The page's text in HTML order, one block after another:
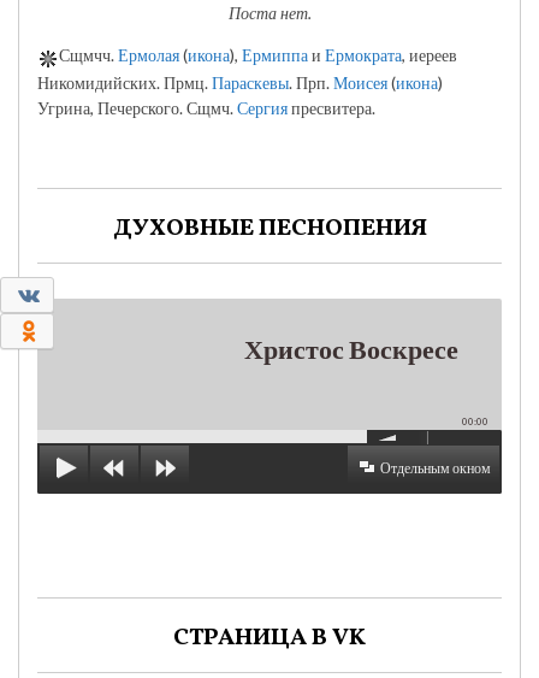
0
Поста нет.
Сщмчч.Ермолая(икона), Ермиппаи Ермократа, иереев
Никомидийских. Прмц.Параскевы. Прп.Моисея(икона)
Угрина, Печерского. Сщмч.Сергияпресвитера.
ДУХОВНЫЕ ПЕСНОПЕНИЯ
Христос Воскресе
00:00
Отдельным окном
СТРАНИЦА В VK